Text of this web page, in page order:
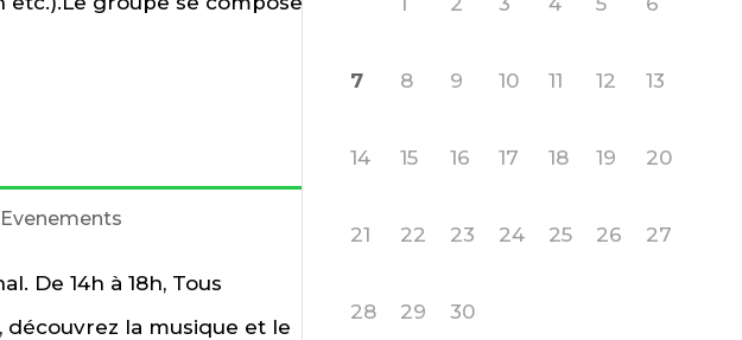
Evenements
De 14h à 18h, Tous
découvrez la musique et le
7 8 9 10 11 12 13
14 15 16 17 18 19 20
21 22 23 24 25 26 27
28 29 30